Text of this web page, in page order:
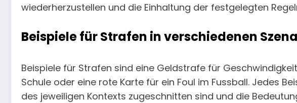
wiederherzustellen und die Einhaltung der festgelegten
Beispiele für Strafen in verschiedenen
Beispiele für Strafen sind eine Geldstrafe für
Schule oder eine rote Karte für ein Foul im Fussball. Jedes
des jeweiligen Kontexts zugeschnitten sind und die